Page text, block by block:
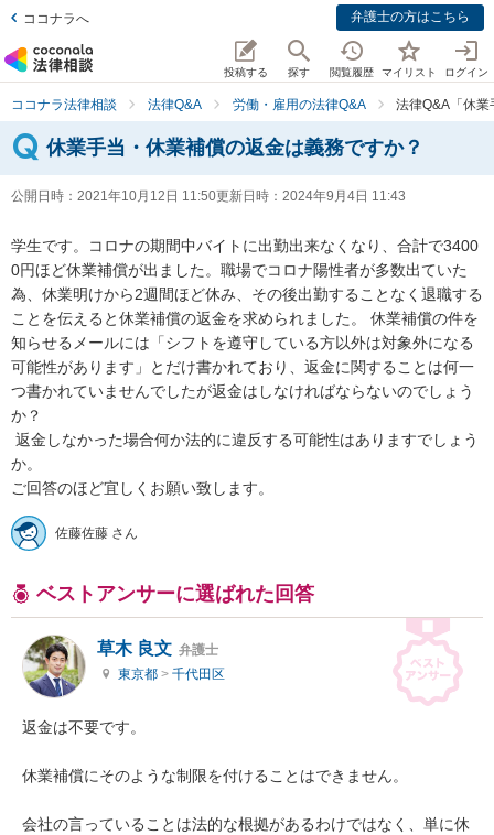
ココナラへ 弁護士の方はこちら
投稿する 探す 閲覧履歴 マイリスト ログイン
ココナラ法律相談 法律Q&A 労働・雇用の法律Q&A 法律Q&A「休
休業手当・休業補償の返金は義務ですか？
公開日時： 2021年10月12日 11:50更新日時： 2024年9月4日 11:43
学生です。コロナの期間中バイトに出勤出来なくなり、合計で3400
0円ほど休業補償が出ました。職場でコロナ陽性者が多数出ていた
為、休業明けから2週間ほど休み、その後出勤することなく退職する
ことを伝えると休業補償の返金を求められました。 休業補償の件を
知らせるメールには「シフトを遵守している方以外は対象外になる
可能性があります」とだけ書かれており、返金に関することは何一
つ書かれていませんでしたが返金はしなければならないのでしょう
か？
か。
ご回答のほど宜しくお願い致します。
佐藤佐藤 さん
ベストアンサーに選ばれた回答
草木 良文 弁護士
東京都 > 千代田区
返金は不要です。
休業補償にそのような制限を付けることはできません。
会社の言っていることは法的な根拠があるわけではなく、単に休